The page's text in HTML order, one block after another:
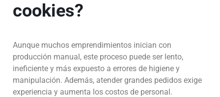
cookies?
Aunque muchos emprendimientos inician con
producción manual, este proceso puede ser lento,
ineficiente y más expuesto a errores de higiene y
manipulación. Además, atender grandes pedidos exige
experiencia y aumenta los costos de personal.